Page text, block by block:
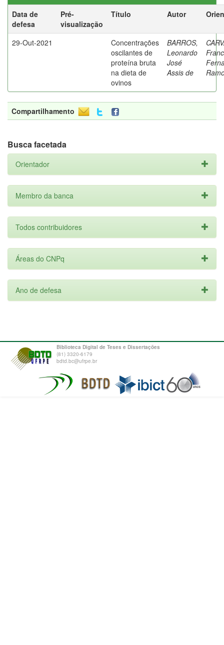
Data de
defesa
Pré-
visualização
Título Autor
29-Out-2021
Concentrações
oscilantes de
proteína bruta
na dieta de
ovinos
BARROS,
Leonardo
José
Assis de
Compartilhamento
Busca facetada
Orientador
Membro da banca
Todos contribuidores
Áreas do CNPq
Ano de defesa
Biblioteca Digital de Teses e Dissertações
(81) 3320-6179
bdtd.bc@ufrpe.br